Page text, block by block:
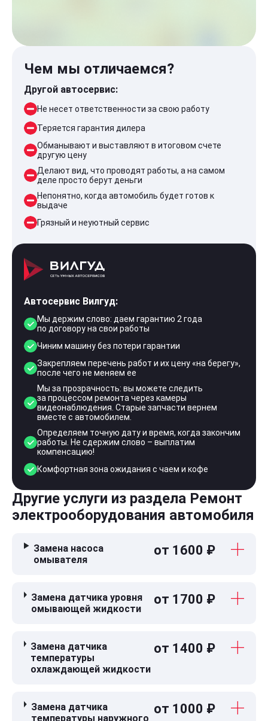
Чем мы отличаемся?
Другой автосервис:
Не несет ответственности за свою работу
Теряется гарантия дилера
Обманывают и выставляют в итоговом счете
другую цену
Делают вид, что проводят работы, а на самом
деле просто берут деньги
Непонятно, когда автомобиль будет готов к
выдаче
Грязный и неуютный сервис
Автосервис Вилгуд:
Мы держим слово: даем гарантию 2 года
по договору на свои работы
Чиним машину без потери гарантии
Закрепляем перечень работ и их цену «на берегу»,
после чего не меняем ее
Мы за прозрачность: вы можете следить
за процессом ремонта через камеры
видеонаблюдения. Старые запчасти вернем
вместе с автомобилем.
Определяем точную дату и время, когда закончим
работы. Не сдержим слово – выплатим
компенсацию!
Комфортная зона ожидания с чаем и кофе
Другие услуги из раздела Ремонт
электрооборудования автомобиля
Замена насоса
омывателя
от 1600 ₽
Замена датчика уровня
омывающей жидкости
от 1700 ₽
Замена датчика
температуры
охлаждающей жидкости
от 1400 ₽
Замена датчика
температуры наружного
от 1000 ₽